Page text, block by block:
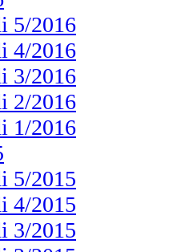
5/2016
4/2016
3/2016
2/2016
1/2016
5/2015
4/2015
3/2015